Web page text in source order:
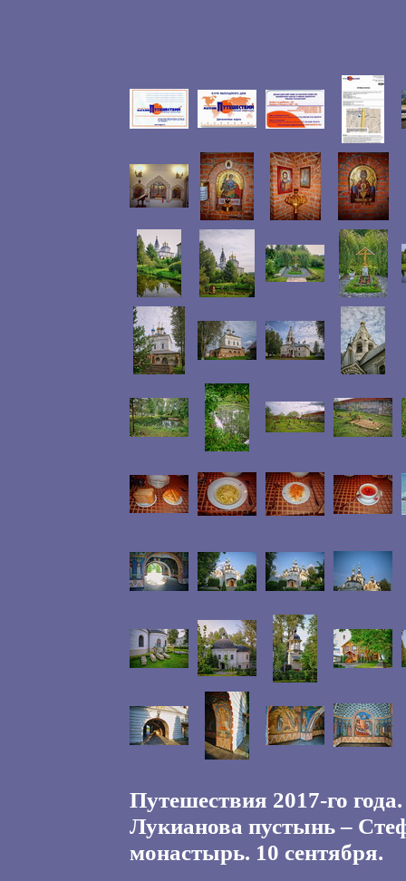
Путешествия 2017-го
Лукианова пустынь –
монастырь. 10 сентября.